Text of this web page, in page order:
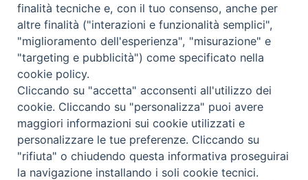
N.7/8 LUGLIO AGOSTO
N. 6 GIUGNO 2026
N°5 MAGGIO 2026
N° 4 APRILE 2026
finalità tecniche e, con il tuo consenso, anche per
altre finalità ("interazioni e funzionalità semplici",
"miglioramento dell'esperienza", "misurazione" e
"targeting e pubblicità") come specificato nella
cookie policy.
Cliccando su "accetta" acconsenti all'utilizzo dei
cookie. Cliccando su "personalizza" puoi avere
maggiori informazioni sui cookie utilizzati e
personalizzare le tue preferenze. Cliccando su
"rifiuta" o chiudendo questa informativa proseguirai
la navigazione installando i soli cookie tecnici.